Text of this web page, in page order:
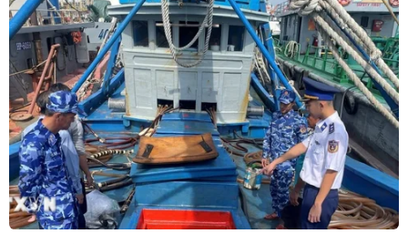
Hiện tại, các nhân viên INM đang hỗ trợ các
nhóm người dễ bị tổn thương trong đoàn di cư,
trong đó có trẻ em và phụ nữ mang thai, sau khi
những người này đi bộ hàng chục km dưới
nhiệt độ 40 độ C.
[Đoàn người di cư Trung Mỹ tiếp tục hành
trình qua Mexico tới Mỹ]
Vào ngày 23/10 vừa qua, hàng chục nghìn người